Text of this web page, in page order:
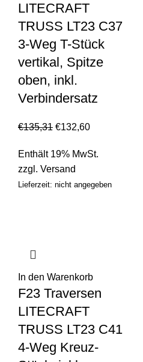
LITECRAFT
TRUSS LT23 C37
3-Weg T-Stück
vertikal, Spitze
oben, inkl.
Verbindersatz
€135,31 €132,60
Enthält 19% MwSt.
zzgl. Versand
Lieferzeit: nicht angegeben
In den Warenkorb
F23 Traversen
LITECRAFT
TRUSS LT23 C41
4-Weg Kreuz-